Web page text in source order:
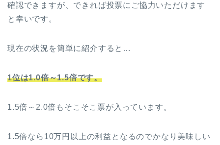
確認できますが、できれば投票にご協力いただけます
と幸いです。
現在の状況を簡単に紹介すると…
1位は1.0倍～1.5倍です。
1.5倍～2.0倍もそこそこ票が入っています。
1.5倍なら10万円以上の利益となるのでかなり美味しい